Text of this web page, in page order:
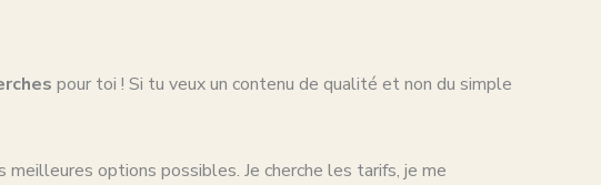
pour toi ! Si tu veux un contenu de qualité et non du simple
options possibles. Je cherche les tarifs, je me